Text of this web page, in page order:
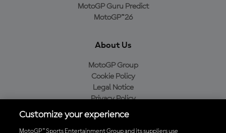
MotoGP Guru Predict
MotoGP™26
About Us
MotoGP Group
Cookie Policy
Legal Notice
Privacy Policy
Purchase Policy
Customize your experience
MotoGP™ Sports Entertainment Group and its suppliers use